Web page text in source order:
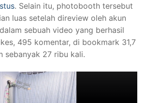
. Selain itu, photobooth tersebut
luas setelah direview oleh akun
dalam sebuah video yang berhasil
495 komentar, di bookmark 31,7
sebanyak 27 ribu kali.